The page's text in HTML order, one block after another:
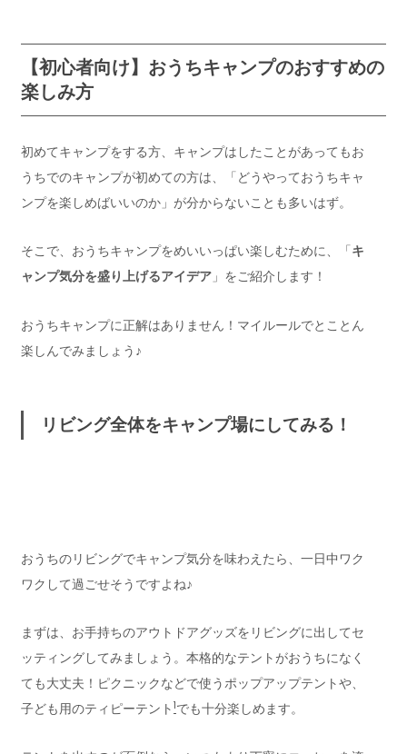
【初心者向け】おうちキャンプのおすすめの
楽しみ方
初めてキャンプをする方、キャンプはしたことがあってもお
うちでのキャンプが初めての方は、「どうやっておうちキャ
ンプを楽しめばいいのか」が分からないことも多いはず。
そこで、おうちキャンプをめいいっぱい楽しむために、「キ
ャンプ気分を盛り上げるアイデア」をご紹介します！
おうちキャンプに正解はありません！マイルールでとことん
楽しんでみましょう♪
リビング全体をキャンプ場にしてみる！
おうちのリビングでキャンプ気分を味わえたら、一日中ワク
ワクして過ごせそうですよね♪
まずは、お手持ちのアウトドアグッズをリビングに出してセ
ッティングしてみましょう。本格的なテントがおうちになく
ても大丈夫！ピクニックなどで使うポップアップテントや、
子ども用のティピーテント1でも十分楽しめます。